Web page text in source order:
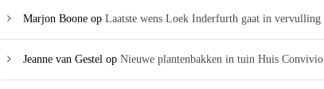
Marjon Boone op Laatste wens Loek Inderfurth gaat in vervulling
Jeanne van Gestel op Nieuwe plantenbakken in tuin Huis Convivio